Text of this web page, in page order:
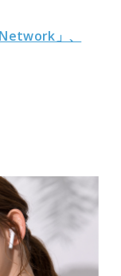
」、